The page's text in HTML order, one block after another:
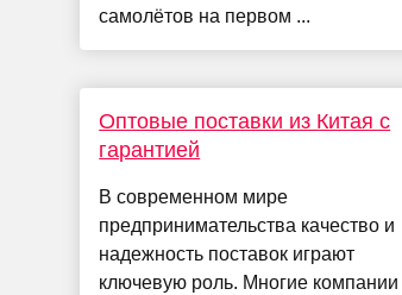
самолётов на первом ...
Оптовые поставки из Китая с
гарантией
В современном мире
предпринимательства качество и
надежность поставок играют
ключевую роль. Многие компании